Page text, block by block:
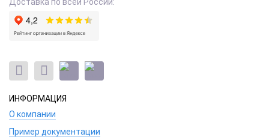
ИНФОРМАЦИЯ
О компании
Пример документации